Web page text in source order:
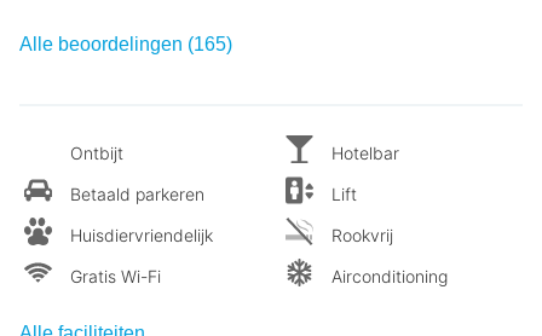
Alle beoordelingen (165)
Ontbijt
Betaald parkeren
Huisdiervriendelijk
Gratis Wi-Fi
Hotelbar
Lift
Rookvrij
Airconditioning